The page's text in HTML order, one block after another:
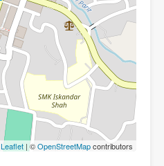
Leaflet | ©OpenStreetMapcontributors